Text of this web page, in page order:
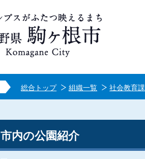
総合トップ 組織一覧 社会教育課
市内の公園紹介